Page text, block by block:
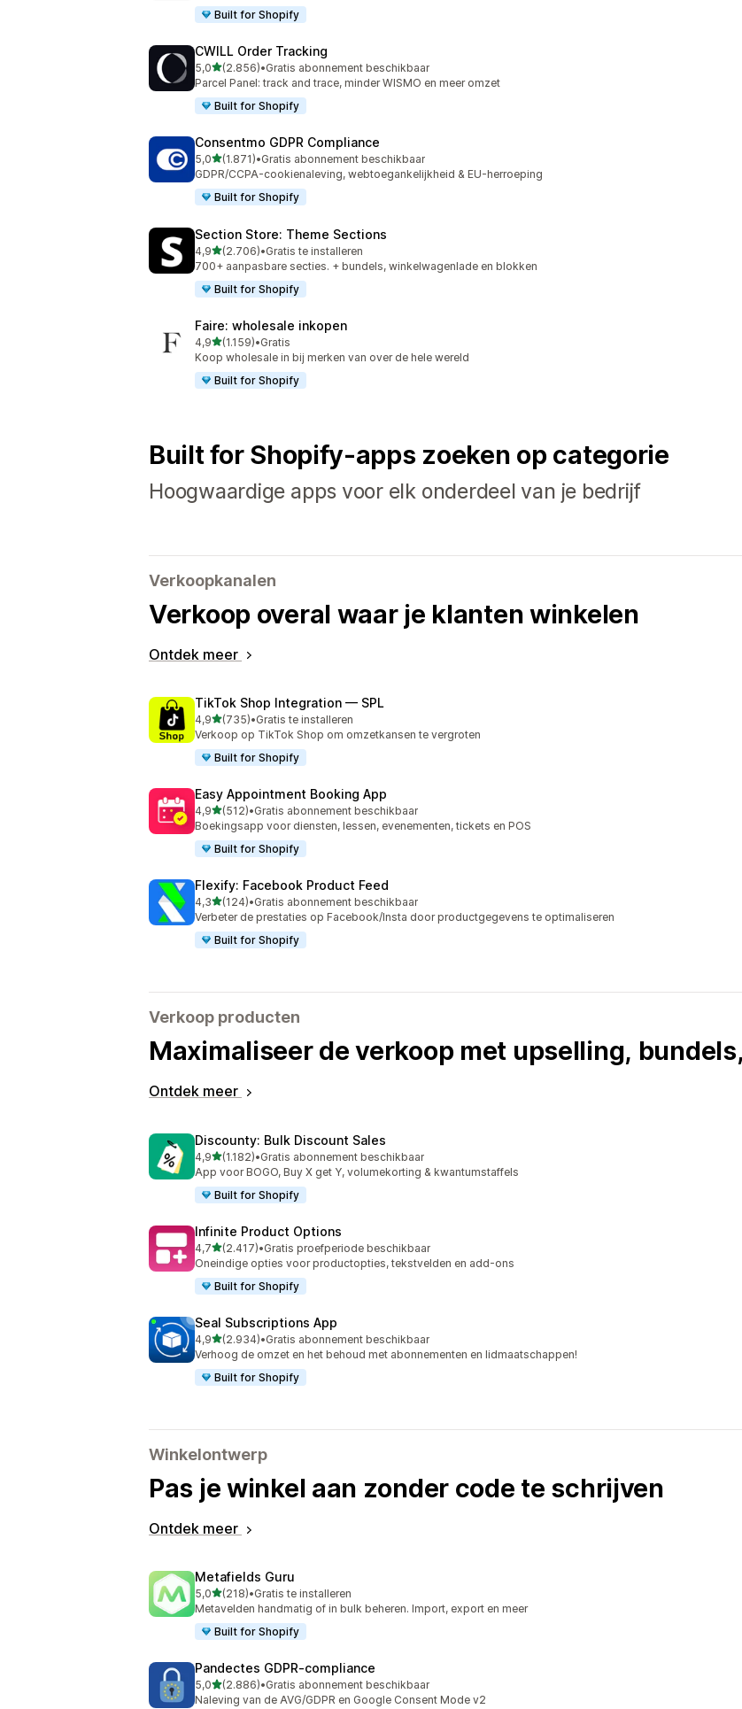
Built for Shopify
CWILL Order Tracking
5,0van 5 sterren
(2.856)
2856 recensies in totaal
•Gratis abonnement beschikbaar
Parcel Panel: track and trace, minder WISMO en meer omzet
Built for Shopify
Consentmo GDPR Compliance
5,0van 5 sterren
(1.871)
1871 recensies in totaal
•Gratis abonnement beschikbaar
GDPR/CCPA-cookienaleving, webtoegankelijkheid & EU-herroeping
Built for Shopify
Section Store: Theme Sections
4,9van 5 sterren
(2.706)
2706 recensies in totaal
•Gratis te installeren
700+ aanpasbare secties. + bundels, winkelwagenlade en blokken
Built for Shopify
Faire: wholesale inkopen
4,9van 5 sterren
(1.159)
1159 recensies in totaal
•Gratis
Koop wholesale in bij merken van over de hele wereld
Built for Shopify
Built for Shopify-apps zoeken op categorie
Hoogwaardige apps voor elk onderdeel van je bedrijf
Verkoopkanalen
Verkoop overal waar je klanten winkelen
Ontdek meer
TikTok Shop Integration — SPL
4,9van 5 sterren
(735)
735 recensies in totaal
•Gratis te installeren
Verkoop op TikTok Shop om omzetkansen te vergroten
Built for Shopify
Easy Appointment Booking App
4,9van 5 sterren
(512)
512 recensies in totaal
•Gratis abonnement beschikbaar
Boekingsapp voor diensten, lessen, evenementen, tickets en POS
Built for Shopify
Flexify: Facebook Product Feed
4,3van 5 sterren
(124)
124 recensies in totaal
•Gratis abonnement beschikbaar
Verbeter de prestaties op Facebook/Insta door productgegevens te optimaliseren
Built for Shopify
Verkoop producten
Maximaliseer de verkoop met upselling,
Ontdek meer
Discounty: Bulk Discount Sales
4,9van 5 sterren
(1.182)
1182 recensies in totaal
•Gratis abonnement beschikbaar
App voor BOGO, Buy X get Y, volumekorting & kwantumstaffels
Built for Shopify
Infinite Product Options
4,7van 5 sterren
(2.417)
2417 recensies in totaal
•Gratis proefperiode beschikbaar
Oneindige opties voor productopties, tekstvelden en add-ons
Built for Shopify
Seal Subscriptions App
4,9van 5 sterren
(2.934)
2934 recensies in totaal
•Gratis abonnement beschikbaar
Verhoog de omzet en het behoud met abonnementen en lidmaatschappen!
Built for Shopify
Winkelontwerp
Pas je winkel aan zonder code te schrijven
Ontdek meer
Metafields Guru
5,0van 5 sterren
(218)
218 recensies in totaal
•Gratis te installeren
Metavelden handmatig of in bulk beheren. Import, export en meer
Built for Shopify
Pandectes GDPR‑compliance
5,0van 5 sterren
(2.886)
2886 recensies in totaal
•Gratis abonnement beschikbaar
Naleving van de AVG/GDPR en Google Consent Mode v2